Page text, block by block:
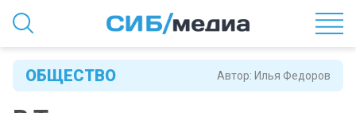
Автор: Илья Федоров
ОБЩЕСТВО